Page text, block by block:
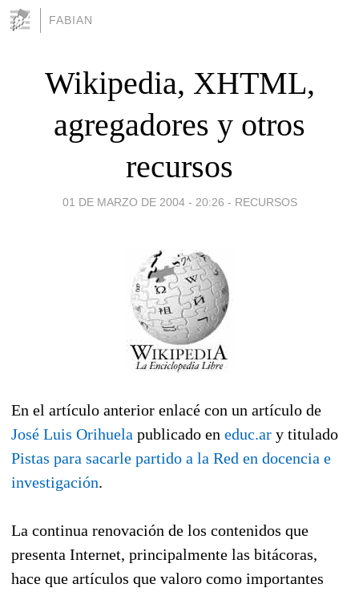
FABIAN
Wikipedia, XHTML,
agregadores y otros
recursos
01 DE MARZO DE 2004 - 20:26 - RECURSOS
En el artículo anterior enlacé con un artículo de
José Luis Orihuela publicado en educ.ar y titulado
Pistas para sacarle partido a la Red en docencia e
investigación.
La continua renovación de los contenidos que
presenta Internet, principalmente las bitácoras,
hace que artículos que valoro como importantes